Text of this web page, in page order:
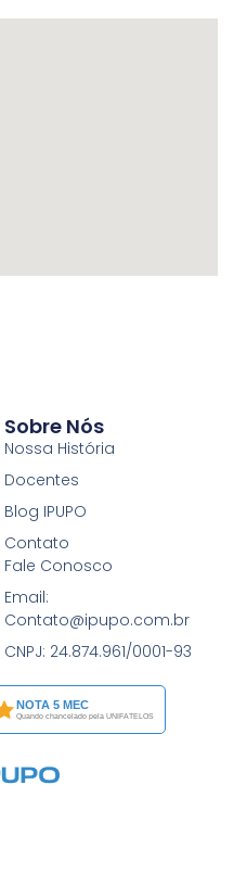
NOTA 5 MEC
Quando chancelado pela UNIFATELOS
Sobre Nós
Nossa História
Docentes
Blog IPUPO
Contato
Fale Conosco
Email:
Contato@ipupo.com.br
CNPJ: 24.874.961/0001-93